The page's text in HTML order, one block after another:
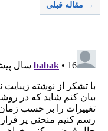
→ مقاله قبلی